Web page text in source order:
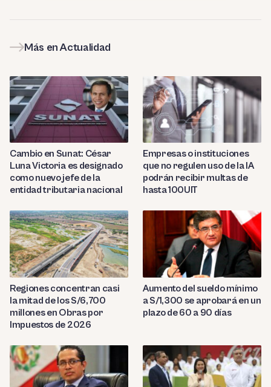
Más en Actualidad
Cambio en Sunat: César
Luna Victoria es designado
como nuevo jefe de la
entidad tributaria nacional
Empresas o instituciones
que no regulen uso de la IA
podrán recibir multas de
hasta 100UIT
Regiones concentran casi
la mitad de los S/6,700
millones en Obras por
Impuestos de 2026
Aumento del sueldo mínimo
a S/1,300 se aprobará en un
plazo de 60 a 90 días